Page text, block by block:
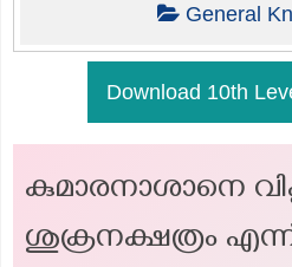
General
Download 10th
കുമാരനാശാനെ
ശുക്രനക്ഷത്രം